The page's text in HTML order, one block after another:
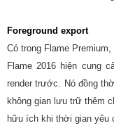
Foreground export
Có trong Flame
Flame 2016 hiện cung
render trước. Nó đồng
không gian lưu trữ thêm
hữu ích khi thời gian yêu